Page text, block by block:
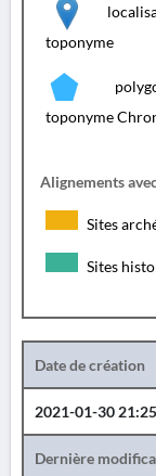
toponyme
toponyme
Alignements
Sites
Sites
Date de création
2021-01-30
Dernière